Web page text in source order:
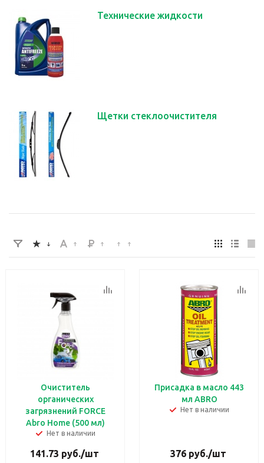
Технические жидкости
Щетки стеклоочистителя
Очиститель
органических
загрязнений FORCE
Abro Home (500 мл)
Нет в наличии
141.73 руб./шт
Присадка в масло 443
мл ABRO
Нет в наличии
376руб./шт